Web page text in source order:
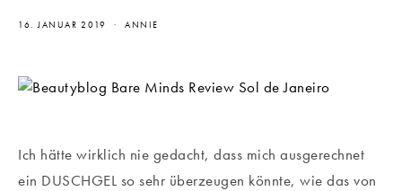
16. JANUAR 2019 ANNIE
Ich hätte wirklich nie gedacht, dass mich ausgerechnet
ein DUSCHGEL so sehr überzeugen könnte, wie das von